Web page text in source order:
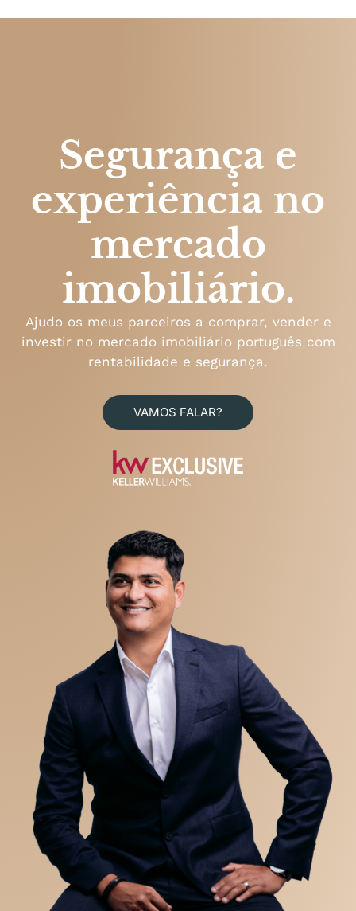
Segurança e
experiência no
mercado
imobiliário.
Ajudo os meus parceiros a comprar, vender e
investir no mercado imobiliário português com
rentabilidade e segurança.
VAMOS FALAR?